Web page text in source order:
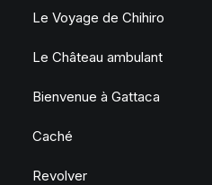
Le Voyage de Chihiro
Le Château ambulant
Bienvenue à Gattaca
Caché
Revolver